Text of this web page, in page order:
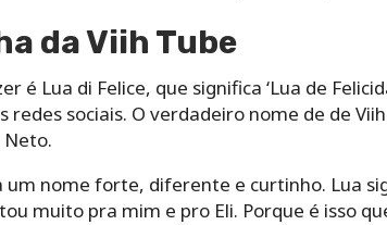
da Viih Tube
é Lua di Felice, que significa ‘Lua de
redes sociais. O verdadeiro nome de de
Neto.
um nome forte, diferente e curtinho. Lua
muito pra mim e pro Eli. Porque é isso